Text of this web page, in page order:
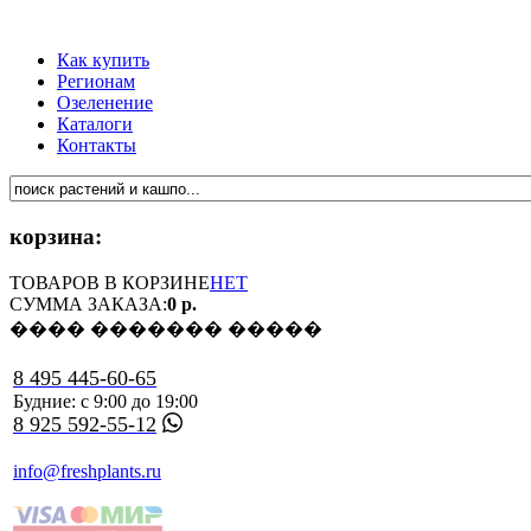
Как купить
Регионам
Озеленение
Каталоги
Контакты
корзина:
ТОВАРОВ В КОРЗИНЕНЕТ
СУММА ЗАКАЗА:0 р.
���� ������� �����
8 495 445-60-65
Будние: с 9:00 до 19:00
8 925 592-55-12
info@freshplants.ru